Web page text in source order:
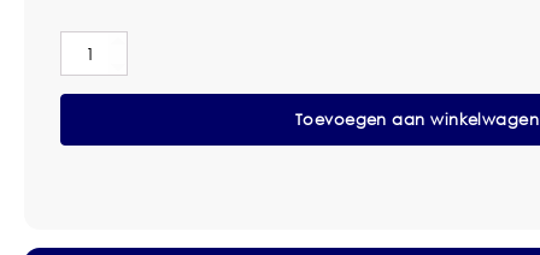
Deb
Swarfega
Jizer
25L
Toevoegen aan winkelwagen